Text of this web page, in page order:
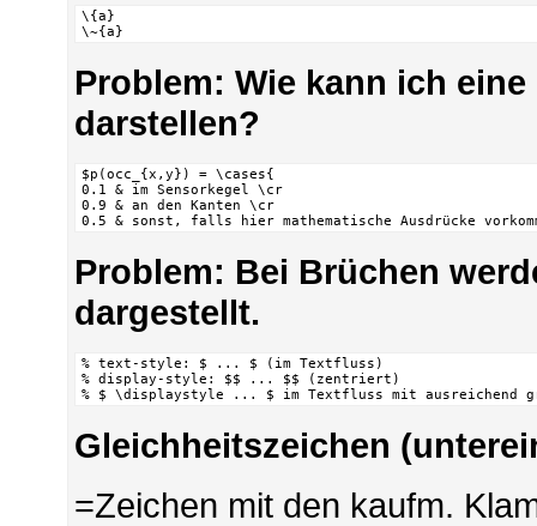
\{a}
\~{a}
Problem: Wie kann ich
darstellen?
$p(occ_{x,y}) = \cases{
0.1 & im Sensorkegel \cr
0.9 & an den Kanten \cr
0.5 & sonst, falls hier mathematische Ausdrücke
Problem: Bei Brüchen
dargestellt.
% text-style: $ ... $ (im Textfluss)
% display-style: $$ ... $$ (zentriert)
% $ \displaystyle ... $ im Textfluss mit ausreichend
Gleichheitszeichen
=Zeichen mit den kaufm.